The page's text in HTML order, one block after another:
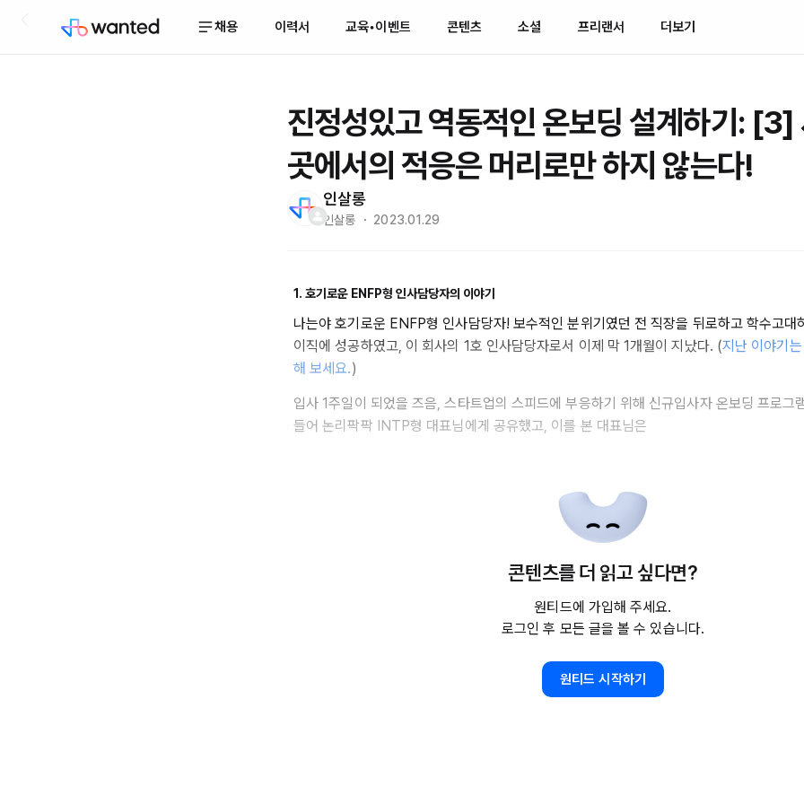
채용 이력서 교육•이벤트 콘텐츠 소셜 프리랜서 더보기
진정성있고 역동적인 온보딩 설계하기: [3]
곳에서의 적응은 머리로만 하지 않는다!
인살롱
인살롱 ・ 2023.01.29
1. 호기로운 ENFP형 인사담당자의 이야기
나는야 호기로운 ENFP형 인사담당자! 보수적인 분위기였던 전 직장을 뒤로하고 학수고대
이직에 성공하였고, 이 회사의 1호 인사담당자로서 이제 막 1개월이 지났다. (지난 이야기
해 보세요.)
입사 1주일이 되었을 즈음, 스타트업의 스피드에 부응하기 위해 신규입사자 온보딩 프로그
들어 논리팍팍 INTP형 대표님에게 공유했고, 이를 본 대표님은
콘텐츠를 더 읽고 싶다면?
원티드에 가입해 주세요.
로그인 후 모든 글을 볼 수 있습니다.
원티드 시작하기